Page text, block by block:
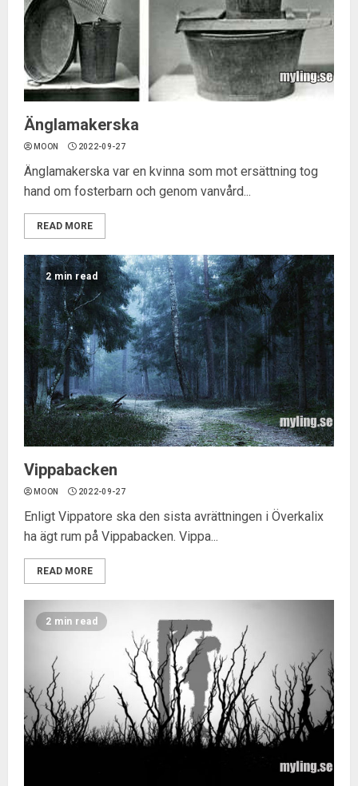
Änglamakerska
MOON 2022-09-27
Änglamakerska var en kvinna som mot ersättning tog
hand om fosterbarn och genom vanvård...
READ MORE
2 min read
Vippabacken
MOON 2022-09-27
Enligt Vippatore ska den sista avrättningen i Överkalix
ha ägt rum på Vippabacken. Vippa...
READ MORE
2 min read